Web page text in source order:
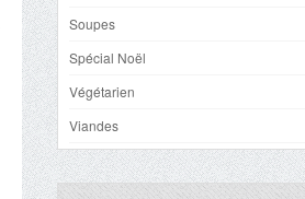
Soupes
Spécial Noël
Végétarien
Viandes